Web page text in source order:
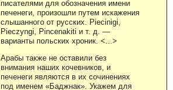
писателями для обозначения имени
печенеги, произошли путем искажения
слышанного от русских. Piecinigi,
Pieczyngi, Pincenakiti и т. д. —
варианты польских хроник. <...>
Арабы также не оставили без
внимания наших кочевников, и
печенеги являются в их сочинениях
под именем «Баджнак». Укажем для